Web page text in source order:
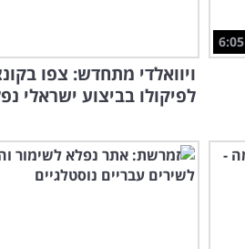
6:05
ויוואלדי מתחדש: צפו
לפיקולו בביצוע ישראלי